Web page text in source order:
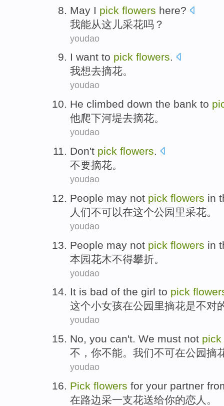
May I pick flowers here?
我能从这儿采花吗？
youdao
I want to pick flowers.
我想去摘花。
youdao
He climbed down the bank to
他爬下河堤去摘花。
youdao
Don't pick flowers.
不要摘花。
youdao
People may not pick flowers in
人们不可以在这个公园里采花。
youdao
People may not pick flowers in
本园花木不得攀折。
youdao
It is bad of the girl to pick
这个小女孩在公园里摘花是不对
youdao
No, you can't. We must not pick
不 ， 你不能。 我们不可在公园摘
youdao
Pick flowers for your partner
在路边采一支花送给你的恋人 。